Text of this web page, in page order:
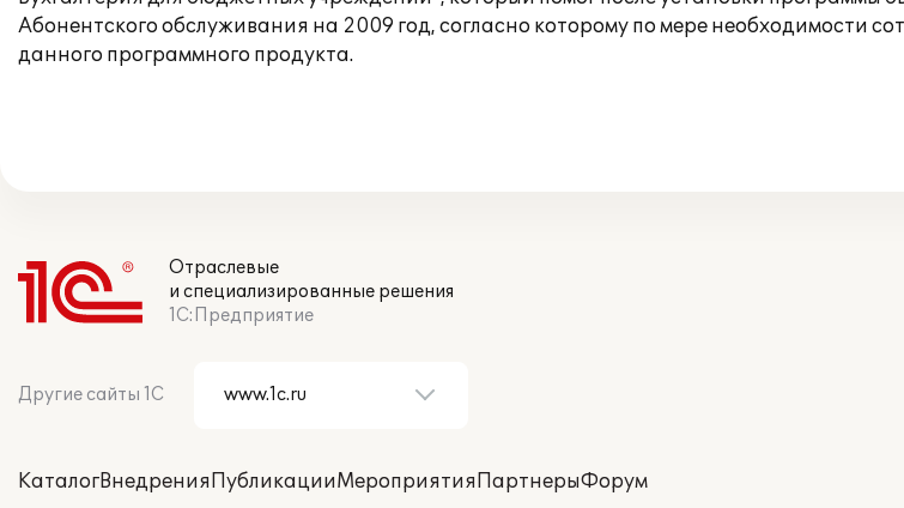
Абонентского обслуживания на 2009 год, согласно которому по мере необходимости
данного программного продукта.
Отраслевые
и специализированные решения
1С:Предприятие
Другие сайты 1С
КаталогВнедренияПубликацииМероприятияПартнерыФорум